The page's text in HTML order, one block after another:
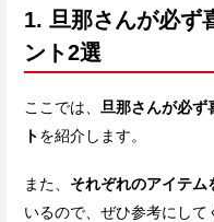
1. 旦那さんが必ず
ント2選
ここでは、 旦那さんが必ず
トを紹介します。
また、 それぞれのアイテム
いるので、ぜひ参考にして